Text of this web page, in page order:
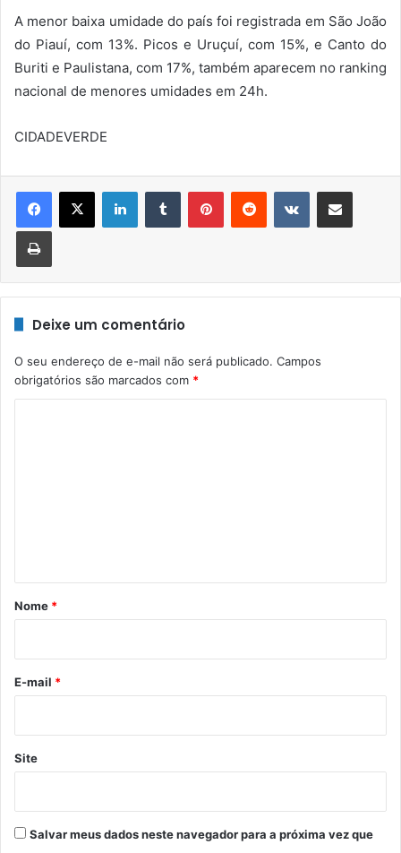
A menor baixa umidade do país foi registrada em São João
do Piauí, com 13%. Picos e Uruçuí, com 15%, e Canto do
Buriti e Paulistana, com 17%, também aparecem no ranking
nacional de menores umidades em 24h.
CIDADEVERDE
LinkedinTumblr PinterestReddit VK Compartilhar via e-mail
Imprimir
Deixe um comentário
O seu endereço de e-mail não será publicado. Campos
obrigatórios são marcados com *
r
*
Nome *
E-mail *
Site
Salvar meus dados neste navegador para a próxima vez que